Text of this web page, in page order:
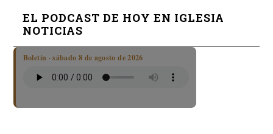
EL PODCAST DE HOY EN IGLESIA
NOTICIAS
Boletín · sábado 8 de agosto de 2026